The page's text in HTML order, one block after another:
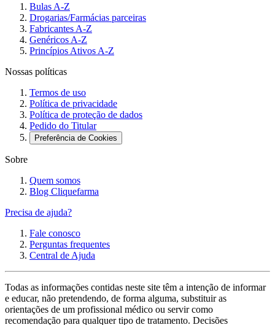
Bulas A-Z
Drogarias/Farmácias parceiras
Fabricantes A-Z
Genéricos A-Z
Princípios Ativos A-Z
Nossas políticas
Termos de uso
Política de privacidade
Política de proteção de dados
Pedido do Titular
Preferência de Cookies
Sobre
Quem somos
Blog Cliquefarma
Precisa de ajuda?
Fale conosco
Perguntas frequentes
Central de Ajuda
Todas as informações contidas neste site têm a intenção de informar
e educar, não pretendendo, de forma alguma, substituir as
orientações de um profissional médico ou servir como
recomendação para qualquer tipo de tratamento. Decisões